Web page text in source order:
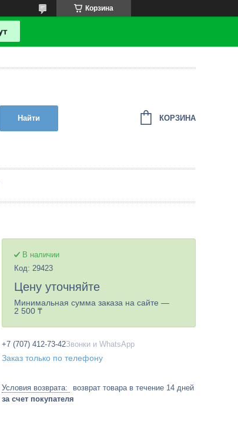
Корзина
Найти КОРЗИНА
В наличии
Код: 29423
Цену уточняйте
Минимальная сумма заказа на сайте —
2 500 ₸
+7 (707) 412-73-42Звонки и WhatsApp
Заказ только по телефону
возврат товара в течение 14 дней
за счет покупателя